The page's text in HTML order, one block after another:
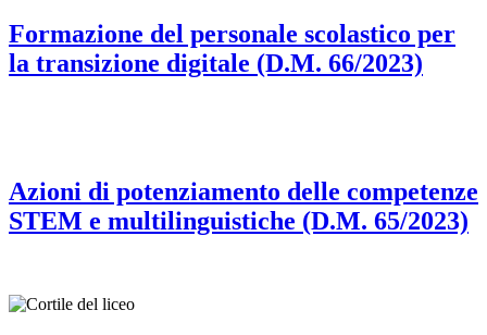
Formazione del personale scolastico per
la transizione digitale (D.M. 66/2023)
Azioni di potenziamento delle competenze
STEM e multilinguistiche (D.M. 65/2023)